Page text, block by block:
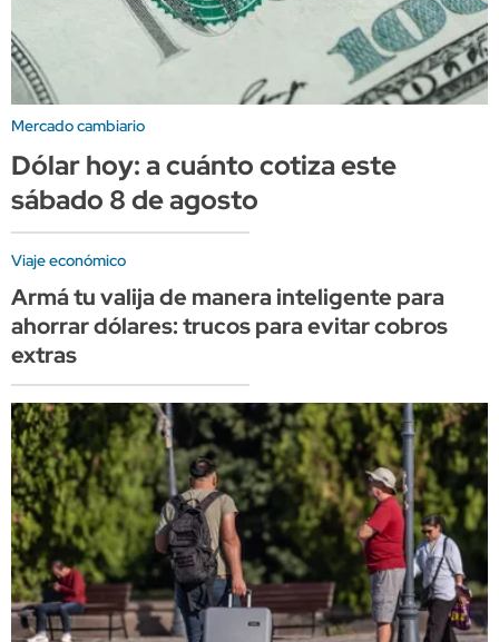
Mercado cambiario
Dólar hoy: a cuánto cotiza este
sábado 8 de agosto
Viaje económico
Armá tu valija de manera inteligente para
ahorrar dólares: trucos para evitar cobros
extras